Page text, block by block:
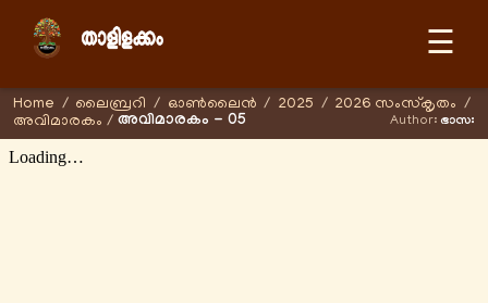
☰
Home / ലൈബ്രറി / ഓണ്‍ലൈന്‍ / 2025 / 2026 സംസ്കൃതം /
അവിമാരകം / അവിമാരകം - 05 Author: ഭാസഃ